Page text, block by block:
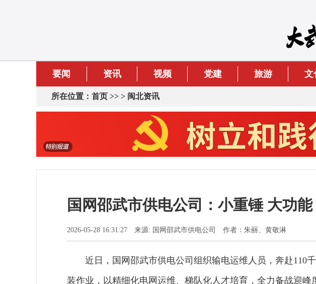
要闻 资讯 视频 党建 旅游 文
所在位置： 首页 >> > 闽北资讯
国网邵武市供电公司：小重锤 大功
2026-05-28 16:31:27 来源: 国网邵武市供电公司 作者：朱丽、黄敬淋
近日，国网邵武市供电公司组织输电运维人员，奔赴110
装作业，以精细化电网运维、梯队化人才培育，全力备战迎峰